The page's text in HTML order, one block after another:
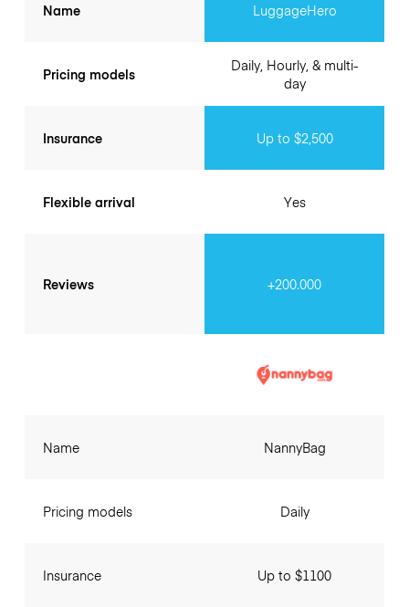
Name
Pricing models
Insurance
Flexible arrival
Reviews
LuggageHero
Daily, Hourly, & multi-
day
Up to $2,500
Yes
+200.000
Name
Pricing models
Insurance
NannyBag
Daily
Up to $1100